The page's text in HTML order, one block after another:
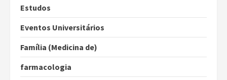
Estudos
Eventos Universitários
Família (Medicina de)
farmacologia